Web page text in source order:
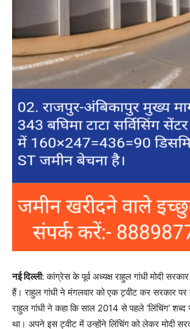
नई दिल्ली: कांग्रेस के पूर्व अध्यक्ष राहुल गांधी मोदी
हैं। राहुल गांधी ने मंगलवार को एक ट्वीट कर सरकार पर
राहुल गांधी ने कहा कि साल 2014 से पहले ‘लिंचिंग’
था। अपने इस ट्वीट में उन्होंने लिंचिंग को लेकर मोदी